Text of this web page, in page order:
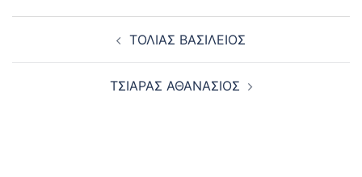
ΤΟΛΙΑΣ ΒΑΣΙΛΕΙΟΣ
ΤΣΙΑΡΑΣ ΑΘΑΝΑΣΙΟΣ